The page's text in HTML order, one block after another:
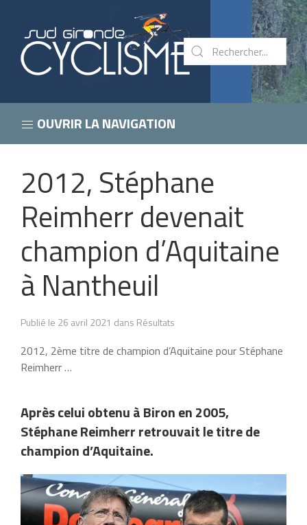
OUVRIR LA NAVIGATION
2012, Stéphane
Reimherr devenait
champion d’Aquitaine
à Nantheuil
Publié le 26 avril 2021 dans Résultats
2012, 2ème titre de champion d’Aquitaine pour Stéphane
Reimherr …
Après celui obtenu à Biron en 2005,
Stéphane Reimherr retrouvait le titre de
champion d’Aquitaine.